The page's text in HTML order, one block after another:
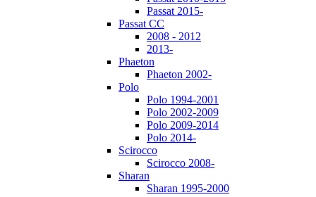
Passat 2015-
Passat CC
2008 - 2012
2013-
Phaeton
Phaeton 2002-
Polo
Polo 1994-2001
Polo 2002-2009
Polo 2009-2014
Polo 2014-
Scirocco
Scirocco 2008-
Sharan
Sharan 1995-2000